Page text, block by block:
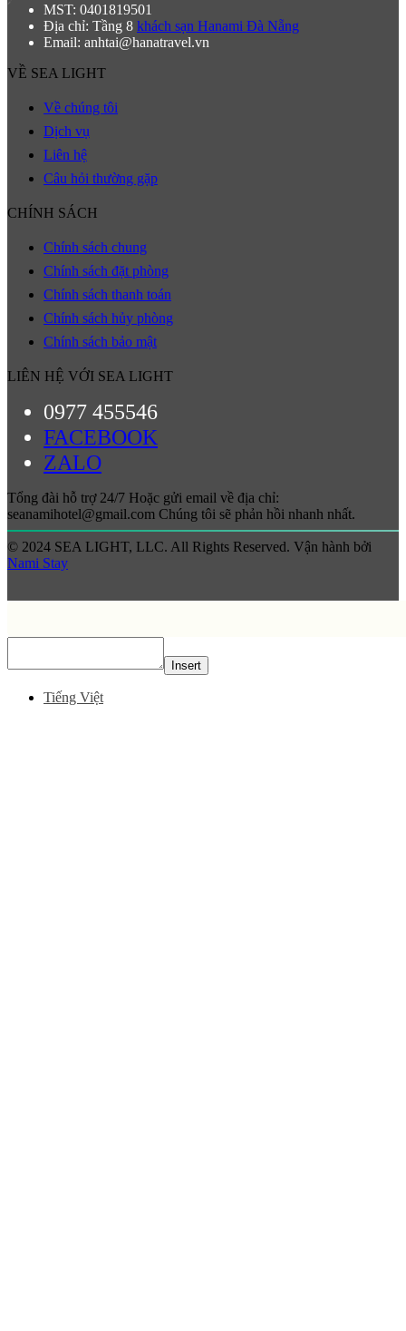
MST: 0401819501
Địa chỉ: Tầng 8 khách sạn Hanami Đà Nẵng
Email: anhtai@hanatravel.vn
VỀ SEA LIGHT
Về chúng tôi
Dịch vụ
Liên hệ
Câu hỏi thường gặp
CHÍNH SÁCH
Chính sách chung
Chính sách đặt phòng
Chính sách thanh toán
Chính sách hủy phòng
Chính sách bảo mật
LIÊN HỆ VỚI SEA LIGHT
0977 455546
FACEBOOK
ZALO
Tổng đài hỗ trợ 24/7 Hoặc gửi email về địa chỉ:
seanamihotel@gmail.com Chúng tôi sẽ phản hồi nhanh nhất.
© 2024 SEA LIGHT, LLC. All Rights Reserved. Vận hành bởi
Nami Stay
Insert
Tiếng Việt